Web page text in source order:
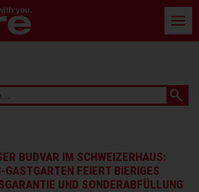
BUDVAR IM SCHWEIZERHAUS:
FEIERT BIERIGES
UND SONDERABFÜLLUNG